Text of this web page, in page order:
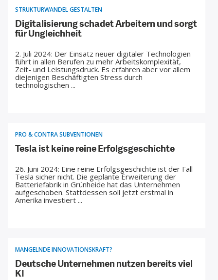
ABO/LOGIN
ECONOMISTS FOR FUTURE
DEUTSCHLAND
STRUKTURWANDEL GESTALTEN
Digitalisierung schadet Arbeitern und sorgt
für Ungleichheit
2. Juli 2024: Der Einsatz neuer digitaler Technologien
führt in allen Berufen zu mehr Arbeitskomplexität,
Zeit- und Leistungsdruck. Es erfahren aber vor allem
diejenigen Beschäftigten Stress durch
technologischen ...
PRO & CONTRA SUBVENTIONEN
Tesla ist keine reine Erfolgsgeschichte
26. Juni 2024: Eine reine Erfolgsgeschichte ist der Fall
Tesla sicher nicht. Die geplante Erweiterung der
Batteriefabrik in Grünheide hat das Unternehmen
aufgeschoben. Stattdessen soll jetzt erstmal in
Amerika investiert ...
MANGELNDE INNOVATIONSKRAFT?
Deutsche Unternehmen nutzen bereits viel
KI